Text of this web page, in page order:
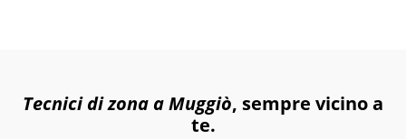
Tecnici di zona a Muggiò, sempre vicino a
te.